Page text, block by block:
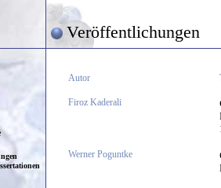
Veröffentlichungen
Autor
Firoz Kaderali
Werner Poguntke